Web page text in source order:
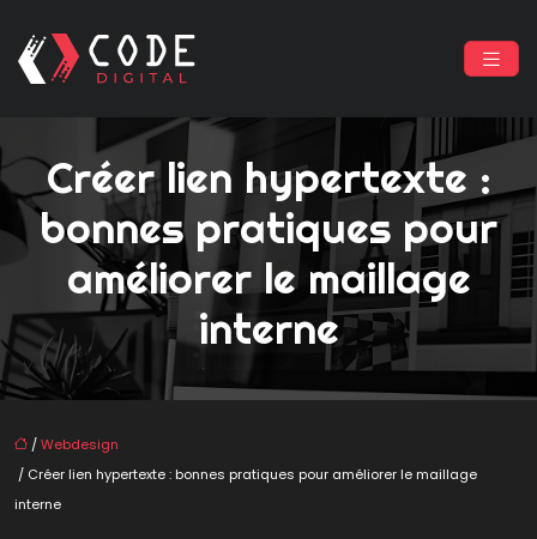
Créer lien hypertexte :
bonnes pratiques pour
améliorer le maillage
interne
/Webdesign
/ Créer lien hypertexte : bonnes pratiques pour améliorer le maillage
interne